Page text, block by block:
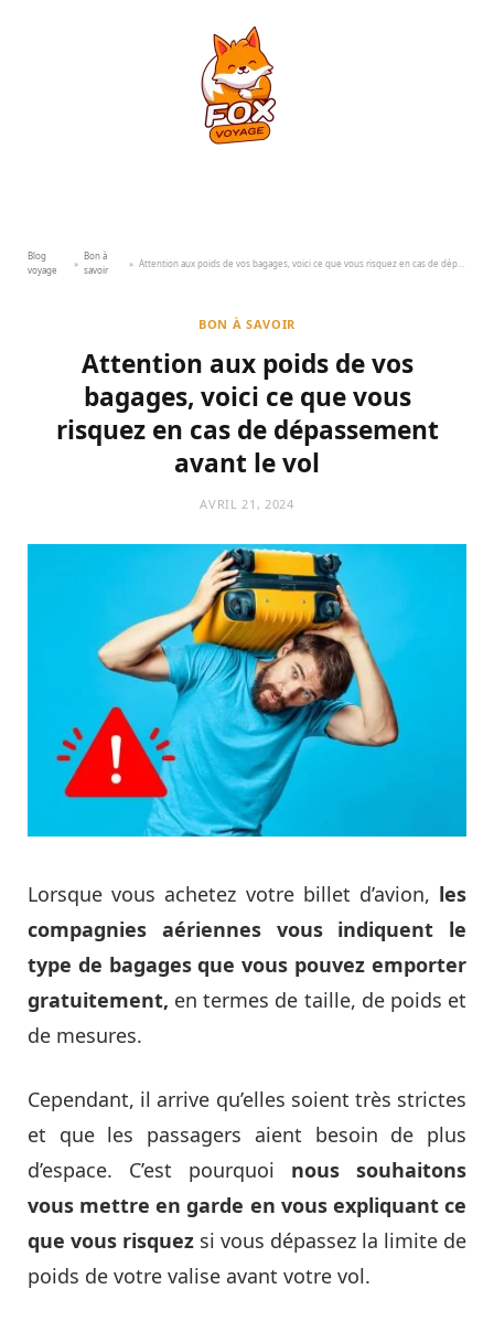
Blog
voyage
»
Bon à
savoir
»
BON À SAVOIR
Attention aux poids de vos
bagages, voici ce que vous
risquez en cas de dépassement
avant le vol
AVRIL 21, 2024
Lorsque vous achetez votre billet d’avion, les
compagnies aériennes vous indiquent le
type de bagages que vous pouvez emporter
gratuitement, en termes de taille, de poids et
de mesures.
Cependant, il arrive qu’elles soient très strictes
et que les passagers aient besoin de plus
d’espace. C’est pourquoi nous souhaitons
vous mettre en garde en vous expliquant ce
que vous risquez si vous dépassez la limite de
poids de votre valise avant votre vol.